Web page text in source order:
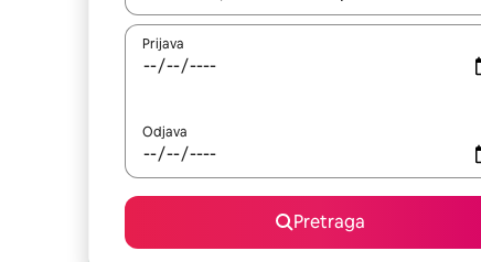
Prijava
Odjava
Pretraga